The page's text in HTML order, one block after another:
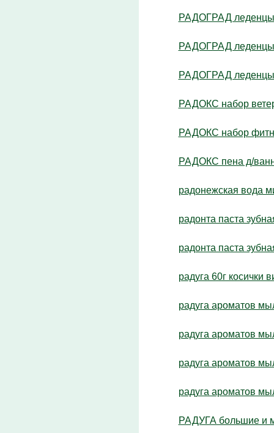
РАДОГРАД леденцы
РАДОГРАД леденцы
РАДОГРАД леденцы
РАДОКС набор ветер
РАДОКС набор
РАДОКС пена д/
радонежская вода
радонта паста
радонта паста
радуга 60г косички
радуга ароматов
радуга ароматов
радуга ароматов
радуга ароматов
РАДУГА большие и